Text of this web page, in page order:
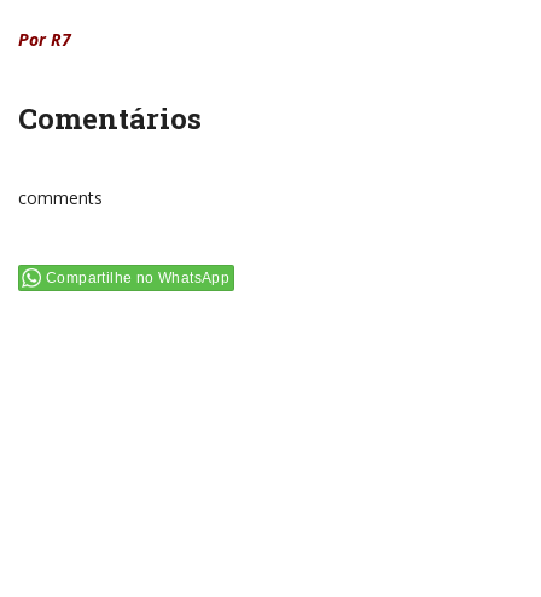
Por R7
Comentários
comments
Compartilhe no WhatsApp